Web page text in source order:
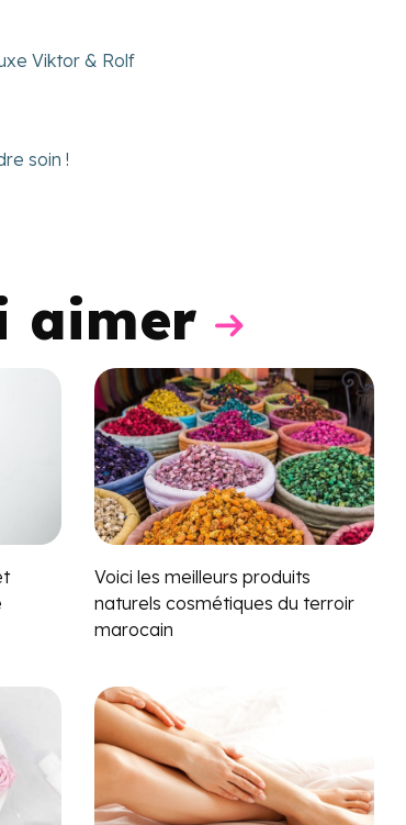
Viktor & Rolf
soin !
aimer
Voici les meilleurs produits
naturels cosmétiques du terroir
marocain